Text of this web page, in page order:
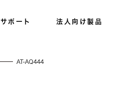
サポート 法人向け製品
AT-AQ444